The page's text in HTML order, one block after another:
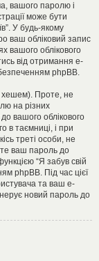
вашого паролю і
може бути
У будь-якому
ваш обліковий запис
вашого облікового
від отримання e-
phpBB.
Проте, не
на різних
вашого облікового
в таємниці, і при
треті особи, не
ваш пароль до
“Я забув свій
phpBB. Під час цієї
та ваш e-
новий пароль до